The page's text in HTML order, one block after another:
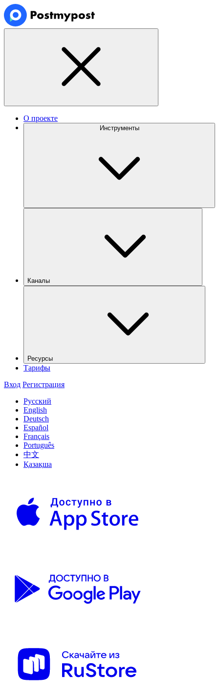
О проекте
Инструменты
Каналы
Ресурсы
Тарифы
Вход Регистрация
Русский
English
Deutsch
Español
Français
Português
中文
Қазақша